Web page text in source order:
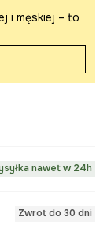
i męskiej – to
nawet w 24h
Zwrot do 30 dni